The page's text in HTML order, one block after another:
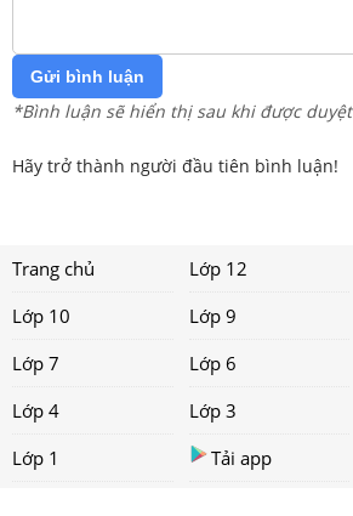
Gửi bình luận
*Bình luận sẽ hiển thị sau khi được duyệt
Hãy trở thành người đầu tiên bình luận!
Trang chủ Lớp 12
Lớp 10
Lớp 9
Lớp 7
Lớp 6
Lớp 4
Lớp 3
Lớp 1
Tải app